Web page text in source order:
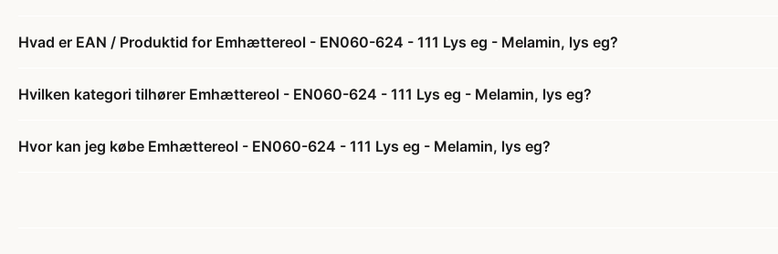
Hvad er EAN / Produktid for Emhættereol - EN060-624 - 111 Lys eg - Melamin, lys eg?
Hvilken kategori tilhører Emhættereol - EN060-624 - 111 Lys eg - Melamin, lys eg?
Hvor kan jeg købe Emhættereol - EN060-624 - 111 Lys eg - Melamin, lys eg?